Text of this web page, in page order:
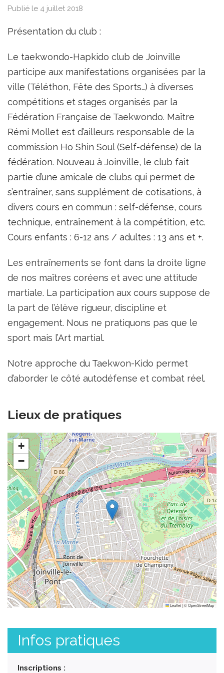
Publié le 4 juillet 2018
Présentation du club :
Le taekwondo-Hapkido club de Joinville
participe aux manifestations organisées par la
ville (Téléthon, Fête des Sports…) à diverses
compétitions et stages organisés par la
Fédération Française de Taekwondo. Maître
Rémi Mollet est d’ailleurs responsable de la
commission Ho Shin Soul (Self-défense) de la
fédération. Nouveau à Joinville, le club fait
partie d’une amicale de clubs qui permet de
s’entraîner, sans supplément de cotisations, à
divers cours en commun : self-défense, cours
technique, entraînement à la compétition, etc.
Cours enfants : 6-12 ans / adultes : 13 ans et +.
Les entraînements se font dans la droite ligne
de nos maîtres coréens et avec une attitude
martiale. La participation aux cours suppose de
la part de l’élève rigueur, discipline et
engagement. Nous ne pratiquons pas que le
sport mais l’Art martial.
Notre approche du Taekwon-Kido permet
d’aborder le côté autodéfense et combat réel.
Lieux de pratiques
+
−
Leaflet|©OpenStreetMap
Infos pratiques
Inscriptions :